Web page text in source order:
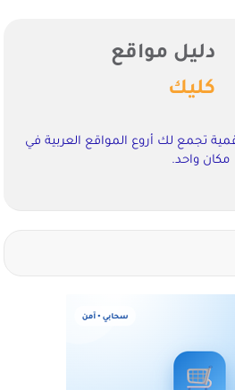
دليل مواقع
كليك
تجمع لك أروع المواقع العربية في
مكان واحد.